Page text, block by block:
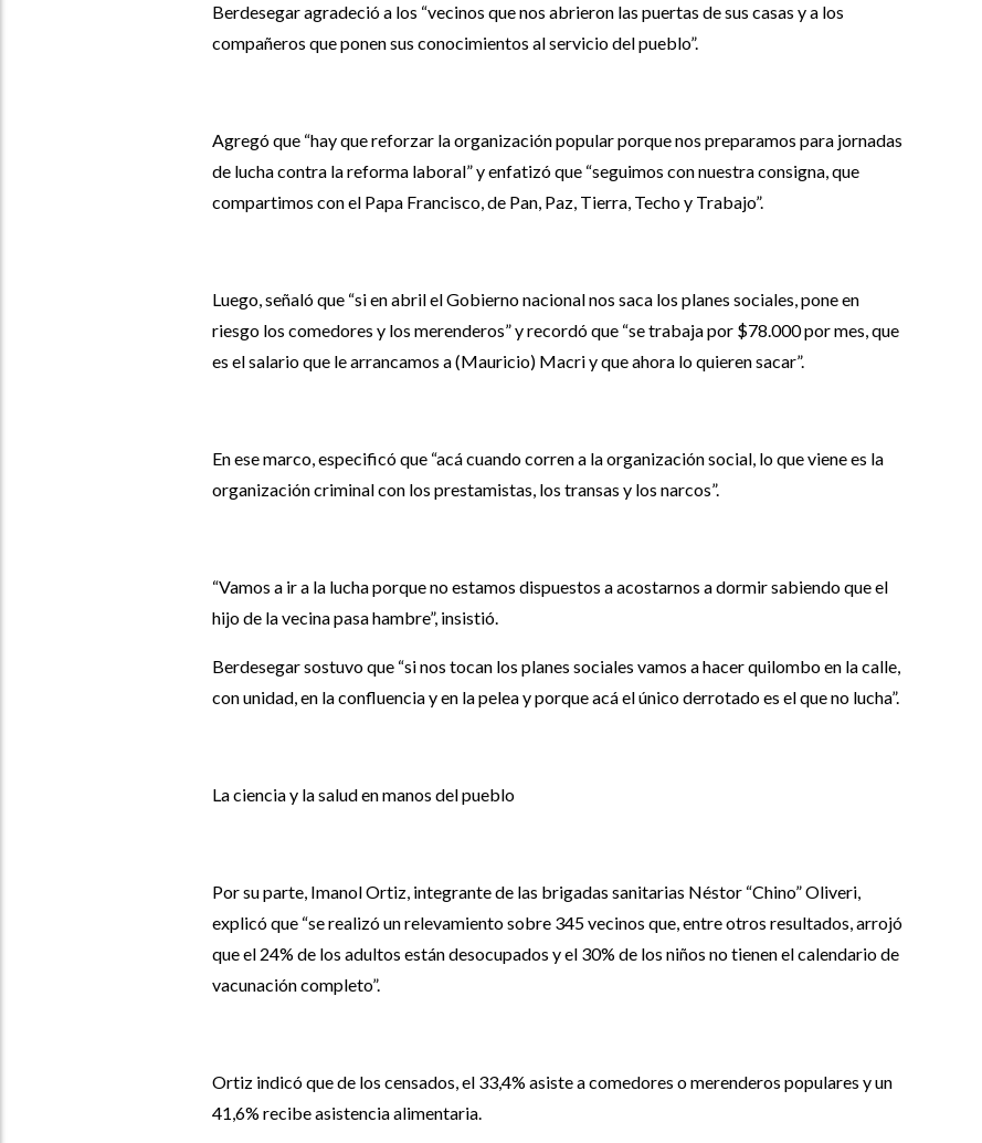
Berdesegar agradeció a los “vecinos que nos abrieron las puertas de sus casas y a los
compañeros que ponen sus conocimientos al servicio del pueblo”.
Agregó que “hay que reforzar la organización popular porque nos preparamos para jornadas
de lucha contra la reforma laboral” y enfatizó que “seguimos con nuestra consigna, que
compartimos con el Papa Francisco, de Pan, Paz, Tierra, Techo y Trabajo”.
Luego, señaló que “si en abril el Gobierno nacional nos saca los planes sociales, pone en
riesgo los comedores y los merenderos” y recordó que “se trabaja por $78.000 por mes, que
es el salario que le arrancamos a (Mauricio) Macri y que ahora lo quieren sacar”.
En ese marco, especificó que “acá cuando corren a la organización social, lo que viene es la
organización criminal con los prestamistas, los transas y los narcos”.
“Vamos a ir a la lucha porque no estamos dispuestos a acostarnos a dormir sabiendo que el
hijo de la vecina pasa hambre”, insistió.
Berdesegar sostuvo que “si nos tocan los planes sociales vamos a hacer quilombo en la calle,
con unidad, en la confluencia y en la pelea y porque acá el único derrotado es el que no lucha”.
La ciencia y la salud en manos del pueblo
Por su parte, Imanol Ortiz, integrante de las brigadas sanitarias Néstor “Chino” Oliveri,
explicó que “se realizó un relevamiento sobre 345 vecinos que, entre otros resultados, arrojó
que el 24% de los adultos están desocupados y el 30% de los niños no tienen el calendario de
vacunación completo”.
Ortiz indicó que de los censados, el 33,4% asiste a comedores o merenderos populares y un
41,6% recibe asistencia alimentaria.